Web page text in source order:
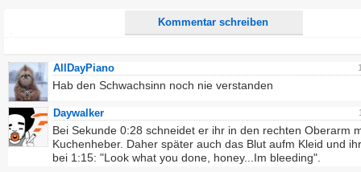
Kommentar schreiben
AllDayPiano
Hab den Schwachsinn noch nie verstanden
Daywalker
Bei Sekunde 0:28 schneidet er ihr in den rechten Oberarm
Kuchenheber. Daher später auch das Blut aufm Kleid und
bei 1:15: "Look what you done, honey...Im bleeding".